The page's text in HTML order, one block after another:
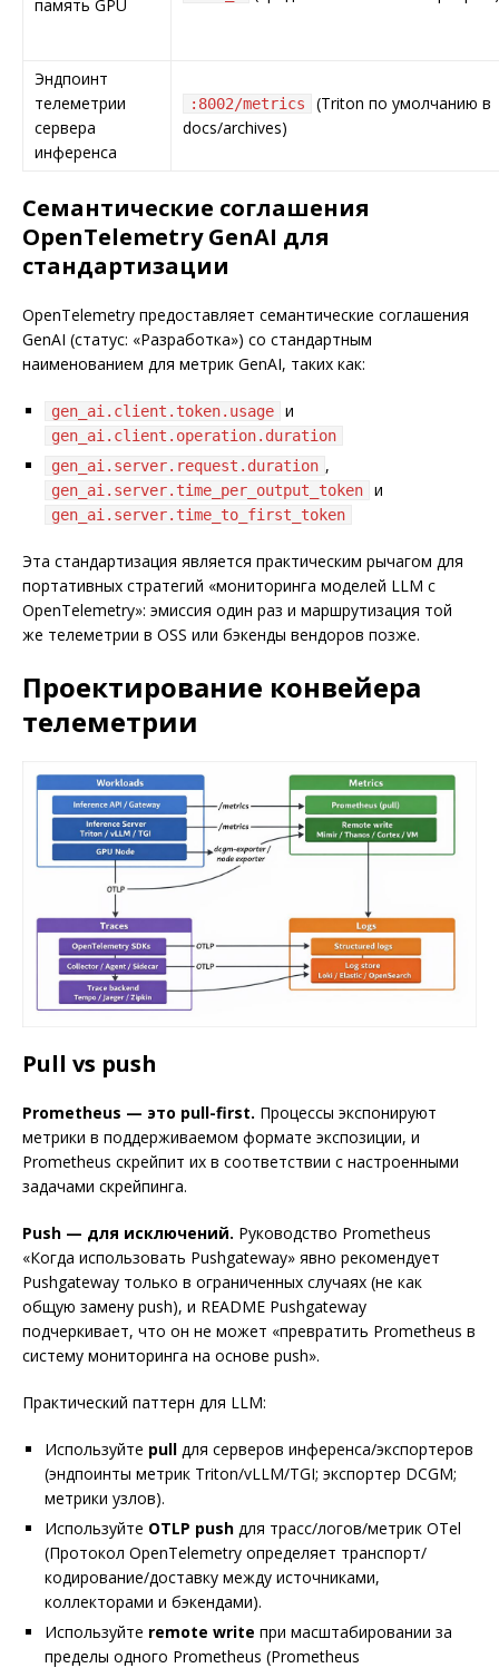
память GPU
Эндпоинт
телеметрии
сервера
инференса
:8002/metrics
(Triton по умолчанию в
docs/archives)
Семантические соглашения
OpenTelemetry GenAI для
стандартизации
OpenTelemetry предоставляет семантические соглашения
GenAI (статус: «Разработка») со стандартным
наименованием для метрик GenAI, таких как:
gen_ai.client.token.usage и
gen_ai.client.operation.duration
gen_ai.server.request.duration ,
gen_ai.server.time_per_output_token и
gen_ai.server.time_to_first_token
Эта стандартизация является практическим рычагом для
портативных стратегий «мониторинга моделей LLM с
OpenTelemetry»: эмиссия один раз и маршрутизация той
же телеметрии в OSS или бэкенды вендоров позже.
Проектирование конвейера
телеметрии
Pull vs push
Prometheus — это pull-first. Процессы экспонируют
метрики в поддерживаемом формате экспозиции, и
Prometheus скрейпит их в соответствии с настроенными
задачами скрейпинга.
Push — для исключений. Руководство Prometheus
«Когда использовать Pushgateway» явно рекомендует
Pushgateway только в ограниченных случаях (не как
общую замену push), и README Pushgateway
подчеркивает, что он не может «превратить Prometheus в
систему мониторинга на основе push».
Практический паттерн для LLM:
Используйте pull для серверов инференса/экспортеров
(эндпоинты метрик Triton/vLLM/TGI; экспортер DCGM;
метрики узлов).
Используйте OTLP push для трасс/логов/метрик OTel
(Протокол OpenTelemetry определяет транспорт/
кодирование/доставку между источниками,
коллекторами и бэкендами).
Используйте remote write при масштабировании за
пределы одного Prometheus (Prometheus